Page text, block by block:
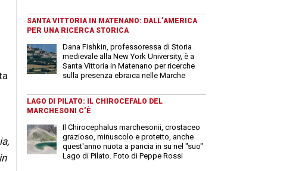
SANTA VITTORIA IN MATENANO: DALL’AMERICA
PER UNA RICERCA STORICA
Dana Fishkin, professoressa di Storia
medievale alla New York University, è a
Santa Vittoria in Matenano per ricerche
sulla presenza ebraica nelle Marche
LAGO DI PILATO: IL CHIROCEFALO DEL
MARCHESONI C’È
Il Chirocephalus marchesonii, crostaceo
grazioso, minuscolo e protetto, anche
quest'anno nuota a pancia in su nel "suo"
Lago di Pilato. Foto di Peppe Rossi